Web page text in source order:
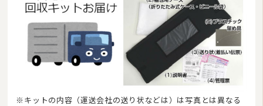
※キットの内容（運送会社の送り状などは）は写真とは異なる